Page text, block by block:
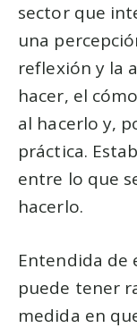
sector que
una
reflexión y la
hacer, el
al hacerlo y,
práctica.
entre lo que
hacerlo.
Entendida de
puede tener
medida en